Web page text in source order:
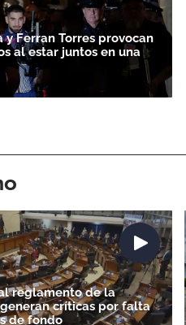
y Ferran Torres provocan
al estar juntos en una
reglamento de la
críticas por falta
de fondo